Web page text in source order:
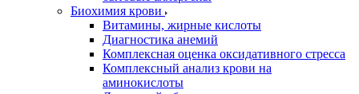
Биохимия крови
Витамины, жирные кислоты
Диагностика анемий
Комплексная оценка оксидативного стресса
Комплексный анализ крови на
аминокислоты